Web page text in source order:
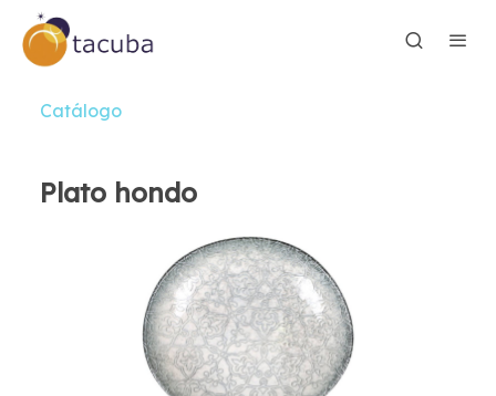
Catálogo
Plato hondo